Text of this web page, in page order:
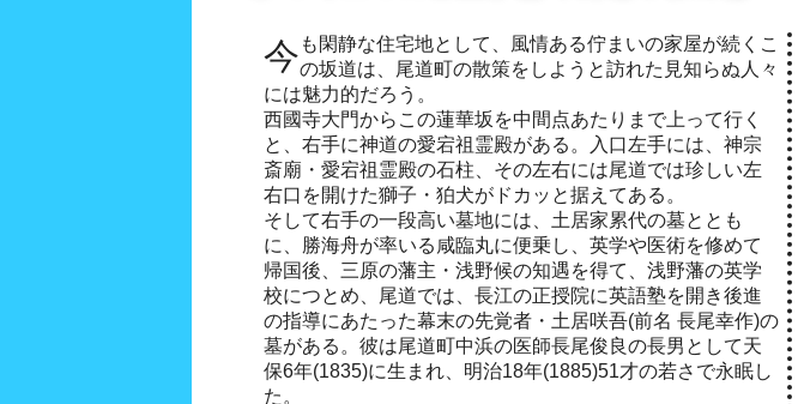
今も閑静な住宅地として、風情ある佇まいの家屋が続くこの坂道は、尾道町の散策をしようと訪れた見知らぬ人々
には魅力的だろう。
西國寺大門からこの蓮華坂を中間点あたりまで上って行く
と、右手に神道の愛宕祖霊殿がある。入口左手には、神宗
斎廟・愛宕祖霊殿の石柱、その左右には尾道では珍しい左
右口を開けた獅子・狛犬がドカッと据えてある。
そして右手の一段高い墓地には、土居家累代の墓ととも
に、勝海舟が率いる咸臨丸に便乗し、英学や医術を修めて
帰国後、三原の藩主・浅野候の知遇を得て、浅野藩の英学
校につとめ、尾道では、長江の正授院に英語塾を開き後進
の指導にあたった幕末の先覚者・土居咲吾(前名 長尾幸作)の
墓がある。彼は尾道町中浜の医師長尾俊良の長男として天
保6年(1835)に生まれ、明治18年(1885)51才の若さで永眠し
た。